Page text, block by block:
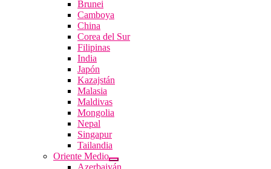
Brunei
Camboya
China
Corea del Sur
Filipinas
India
Japón
Kazajstán
Malasia
Maldivas
Mongolia
Nepal
Singapur
Tailandia
Oriente Medio
Azerbaiyán